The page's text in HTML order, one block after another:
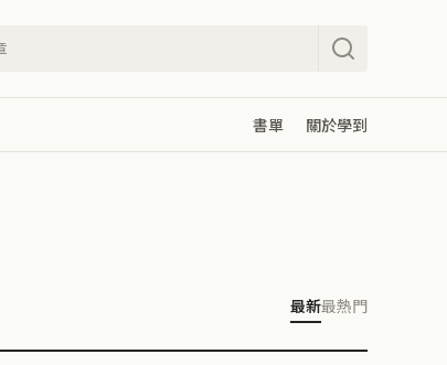
書單 關於學到
最新最熱門